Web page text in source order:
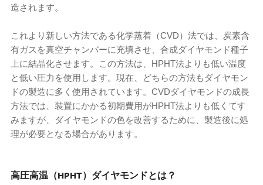
造されます。
これより新しい方法である化学蒸着（CVD）法では、炭素含
有ガスを真空チャンバーに充填させ、合成ダイヤモンド種子
上に結晶化させます。この方法は、HPHT法よりも低い温度
と低い圧力を使用します。現在、どちらの方法もダイヤモン
ドの製造に多く使用されています。CVDダイヤモンドの成長
方法では、装置にかかる初期費用がHPHT法よりも低くてす
みますが、ダイヤモンドの色を改善するために、製造後に処
理が必要となる場合があります。
高圧高温（HPHT）ダイヤモンドとは？